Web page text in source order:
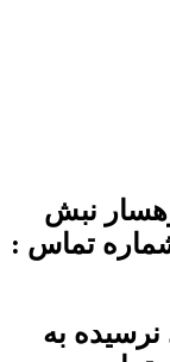
نبش
ساختمان سبز واحد 19 شماره تماس :
به